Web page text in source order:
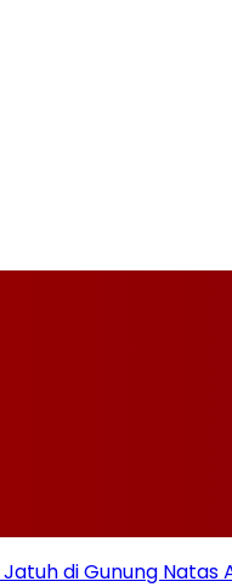
di Gunung Natas